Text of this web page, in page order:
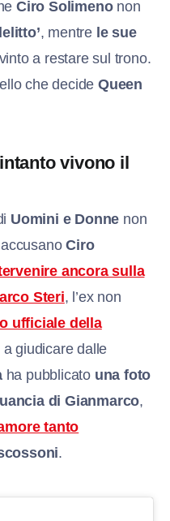
Ciro Solimenonon
, mentre le sue
a restare sul trono.
che decide Queen
vivono il
Uomini e Donne non
accusanoCiro
ancora sulla
Steri, l’ex non
ufficiale della
giudicare dalle
ha pubblicato una foto
di Gianmarco,
tanto
.